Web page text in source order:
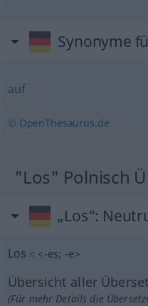
Synonyme
auf
© OpenThesaurus.de
"Los" Polnisch
„Los“:
Los n <-es; -e>
Übersicht aller
(Für mehr Details die